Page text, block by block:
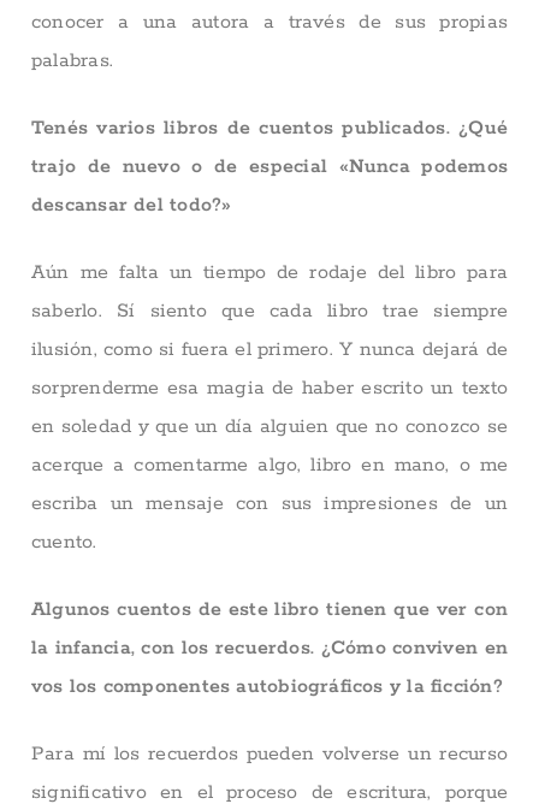
conocer a una autora a través de sus propias
palabras.
Tenés varios libros de cuentos publicados. ¿Qué
trajo de nuevo o de especial «Nunca podemos
descansar del todo?»
Aún me falta un tiempo de rodaje del libro para
saberlo. Sí siento que cada libro trae siempre
ilusión, como si fuera el primero. Y nunca dejará de
sorprenderme esa magia de haber escrito un texto
en soledad y que un día alguien que no conozco se
acerque a comentarme algo, libro en mano, o me
escriba un mensaje con sus impresiones de un
cuento.
Algunos cuentos de este libro tienen que ver con
la infancia, con los recuerdos. ¿Cómo conviven en
vos los componentes autobiográficos y la ficción?
Para mí los recuerdos pueden volverse un recurso
significativo en el proceso de escritura, porque